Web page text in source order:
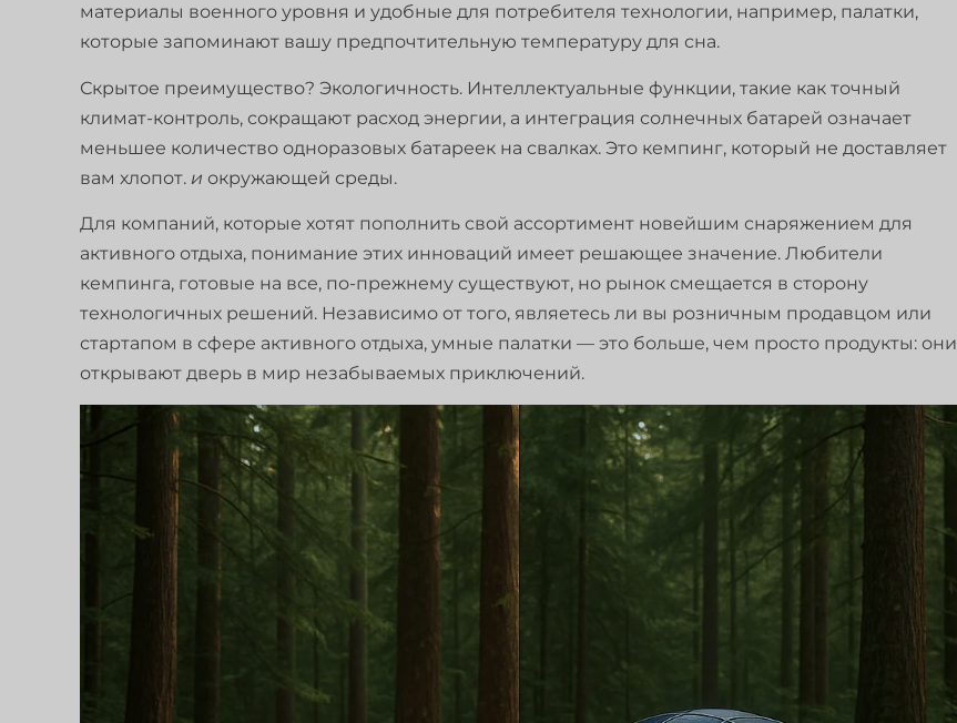
материалы военного уровня и удобные для потребителя технологии, например, палатки,
которые запоминают вашу предпочтительную температуру для сна.
Скрытое преимущество? Экологичность. Интеллектуальные функции, такие как точный
климат-контроль, сокращают расход энергии, а интеграция солнечных батарей означает
меньшее количество одноразовых батареек на свалках. Это кемпинг, который не доставляет
вам хлопот. и окружающей среды.
Для компаний, которые хотят пополнить свой ассортимент новейшим снаряжением для
активного отдыха, понимание этих инноваций имеет решающее значение. Любители
кемпинга, готовые на все, по-прежнему существуют, но рынок смещается в сторону
технологичных решений. Независимо от того, являетесь ли вы розничным продавцом или
стартапом в сфере активного отдыха, умные палатки — это больше, чем просто продукты: они
открывают дверь в мир незабываемых приключений.